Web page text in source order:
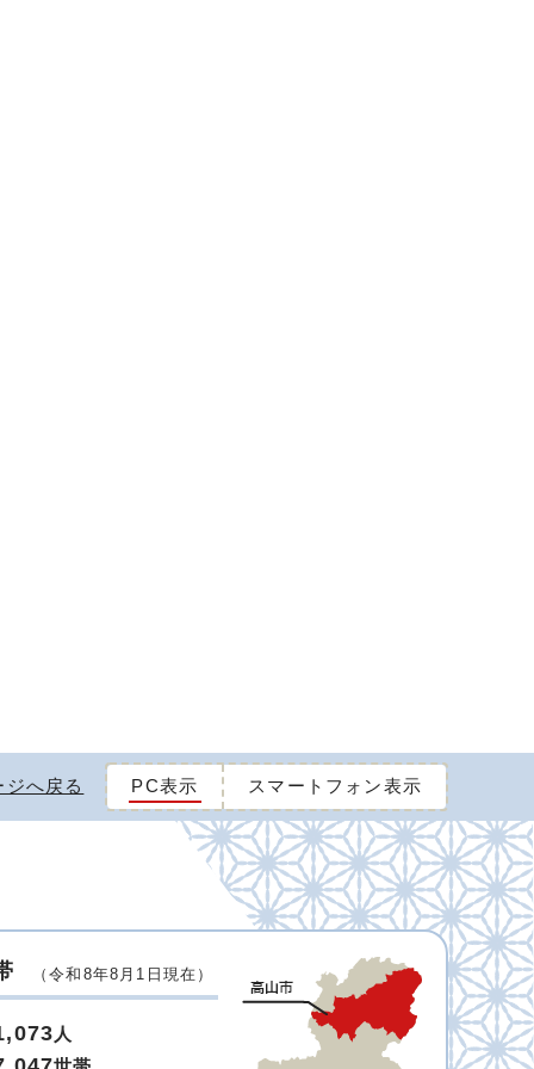
へ戻る PC表示 スマートフォン表示
（令和8年8月1日現在）
人